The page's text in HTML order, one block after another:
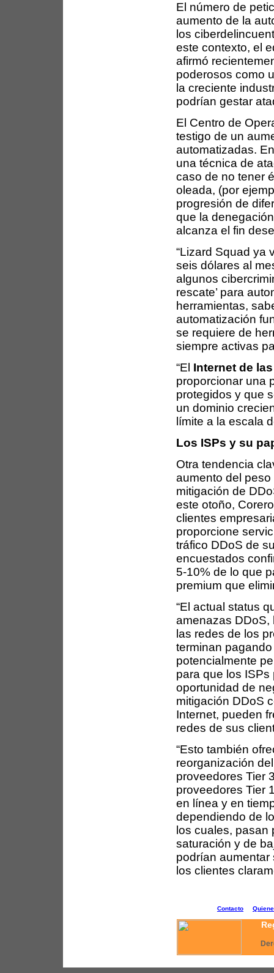
El número de
aumento de la
los
este contexto, el
afirmó
poderosos como
la creciente
podrían gestar
El Centro de
testigo de un
automatizadas.
una técnica de
caso de no tener
oleada, (por
progresión de
que la
alcanza el fin
“Lizard Squad ya
seis dólares al
algunos
rescate’ para
herramientas,
automatización
se requiere de
siempre activas
“El Internet de
proporcionar una
protegidos y que
un dominio
límite a la escala
Los ISPs y su
Otra tendencia
aumento del
mitigación de
este otoño,
clientes
proporcione
tráfico DDoS de
encuestados
5-10% de lo que
premium que
“El actual status
amenazas DDoS,
las redes de los
terminan
potencialmente
para que los
oportunidad de
mitigación DDoS
Internet, pueden
redes de sus
“Esto también
reorganización
proveedores Tier
proveedores Tier
en línea y en
dependiendo de
los cuales, pasan
saturación y de
podrían aumentar
los clientes
Contacto